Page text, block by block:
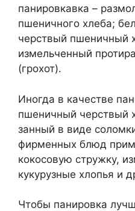
панировкавка –
пшеничного хлеба;
черствый пшеничный
измельчен­ный
(грохот).
Иногда в качестве
пшеничный черствый
занный в виде
фирменных блюд
кокосовую стружку,
кукурузные хлопья и
Чтобы панировка